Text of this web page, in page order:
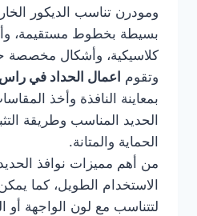
ومودرن تناسب الديكور
بسيطة بخطوط مستقيمة،
كلاسيكية، وأشكال مخصصة
وتقوم اعمال الحداد في
بمعاينة النافذة وأخذ
الحديد المناسب وطريقة
الحماية والمتانة.
من أهم مميزات نوافذ
الاستخدام الطويل، كما
لتتناسب مع لون الواجهة أو